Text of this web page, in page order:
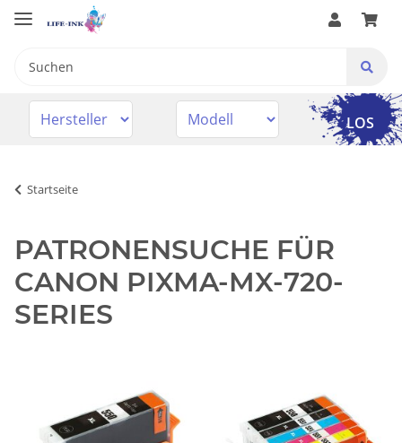
LOS
Startseite
PATRONENSUCHE FÜR
CANON PIXMA-MX-720-
SERIES